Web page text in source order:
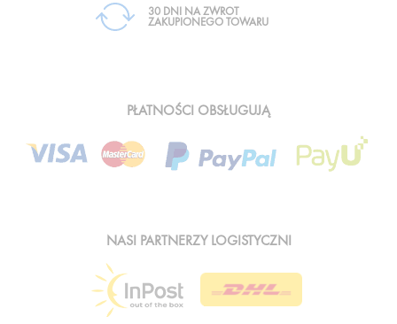
30 DNI NA ZWROT
ZAKUPIONEGO TOWARU
PŁATNOŚCI OBSŁUGUJĄ
NASI PARTNERZY LOGISTYCZNI